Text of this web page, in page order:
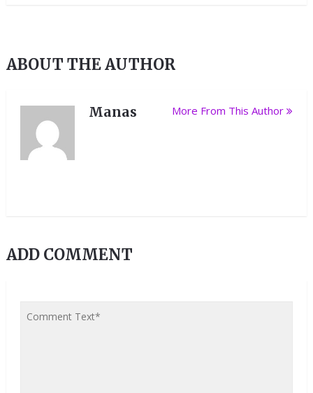
ABOUT THE AUTHOR
Manas More From This Author
ADD COMMENT